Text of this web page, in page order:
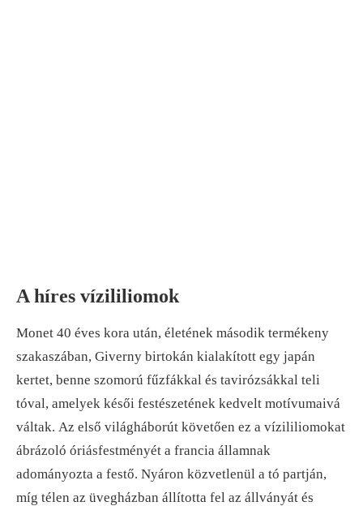
A híres vízililiomok
Monet 40 éves kora után, életének második termékeny
szakaszában, Giverny birtokán kialakított egy japán
kertet, benne szomorú fűzfákkal és tavirózsákkal teli
tóval, amelyek késői festészetének kedvelt motívumaivá
váltak. Az első világháborút követően ez a vízililiomokat
ábrázoló óriásfestményét a francia államnak
adományozta a festő. Nyáron közvetlenül a tó partján,
míg télen az üvegházban állította fel az állványát és